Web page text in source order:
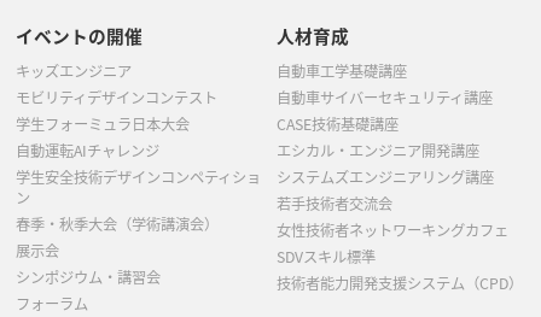
イベントの開催
キッズエンジニア
モビリティデザインコンテスト
学生フォーミュラ日本大会
自動運転AIチャレンジ
学生安全技術デザインコンペティショ
ン
春季・秋季大会（学術講演会）
展示会
シンポジウム・講習会
フォーラム
人材育成
自動車工学基礎講座
自動車サイバーセキュリティ講座
CASE技術基礎講座
エシカル・エンジニア開発講座
システムズエンジニアリング講座
若手技術者交流会
女性技術者ネットワーキングカフェ
SDVスキル標準
技術者能力開発支援システム（CPD）